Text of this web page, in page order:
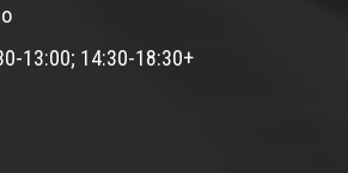
13:00; 14:30-18:30+